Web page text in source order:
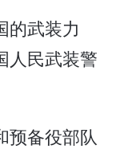
武装力
人民武装警
预备役部队